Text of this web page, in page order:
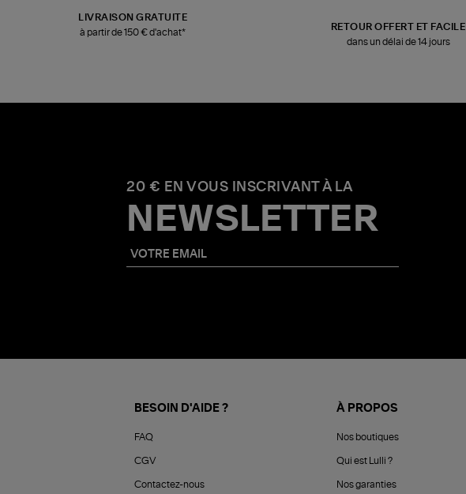
LIVRAISON GRATUITE
à partir de 150 € d'achat*
RETOUR OFFERT ET FACILE
dans un délai de 14 jours
20 € EN VOUS INSCRIVANT À LA
NEWSLETTER
BESOIN D'AIDE ?
FAQ
CGV
Contactez-nous
À PROPOS
Nos boutiques
Qui est Lulli ?
Nos garanties